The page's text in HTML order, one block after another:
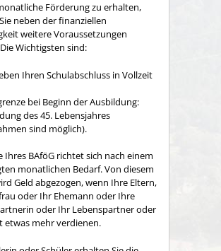
Förderung zu erhalten,
neben der finanziellen
weitere Voraussetzungen
Wichtigsten sind:
Ihren Schulabschluss in Vollzeit
bei Beginn der Ausbildung:
des 45. Lebensjahres
sind möglich).
Ihres BAföG richtet sich nach einem
monatlichen Bedarf. Von diesem
Geld abgezogen, wenn Ihre Eltern,
oder Ihr Ehemann oder Ihre
oder Ihr Lebenspartner oder
etwas mehr verdienen.